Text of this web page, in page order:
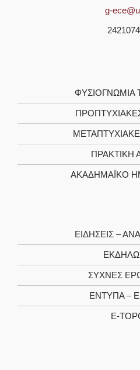
g-
ΠΡΑΚΤΙΚΉ
ΑΚΑΔΗΜΑΪΚΌ
ΕΙΔΉΣΕΙΣ –
ΣΥΧΝΈΣ
ΈΝΤΥΠΑ –
E-